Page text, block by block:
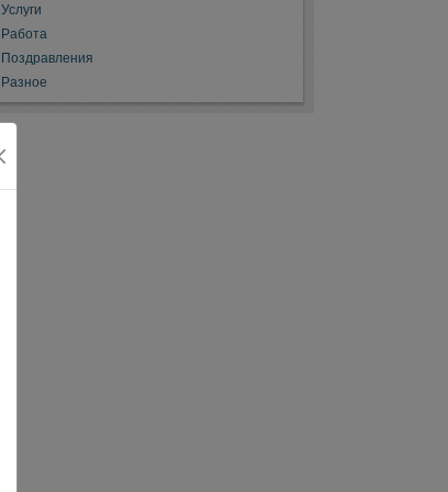
Услуги
Работа
Поздравления
Разное